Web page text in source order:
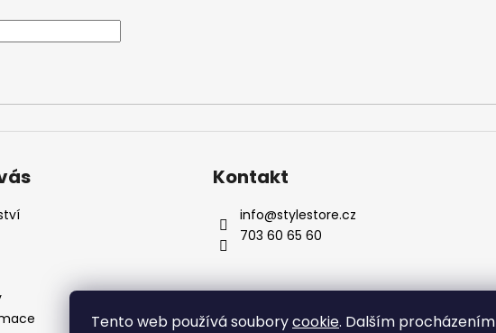
Tento web používá souborycookie. Dalším procházením
Kontakt
info@stylestore.cz
703 60 65 60